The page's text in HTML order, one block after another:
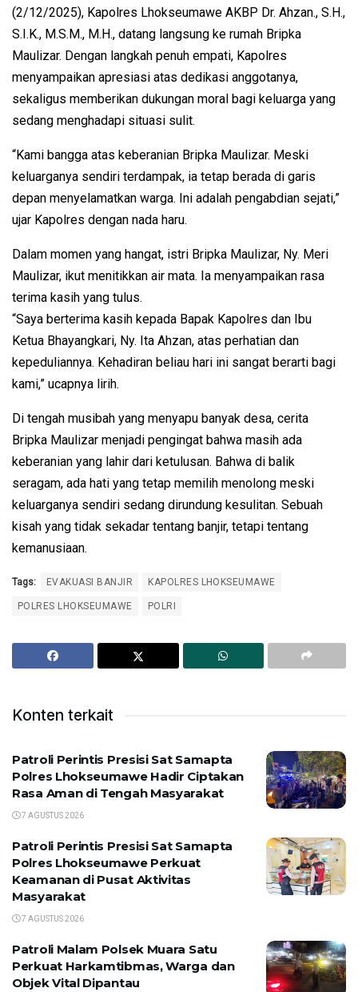
(2/12/2025), Kapolres Lhokseumawe AKBP Dr. Ahzan., S.H.,
S.I.K., M.S.M., M.H., datang langsung ke rumah Bripka
Maulizar. Dengan langkah penuh empati, Kapolres
menyampaikan apresiasi atas dedikasi anggotanya,
sekaligus memberikan dukungan moral bagi keluarga yang
sedang menghadapi situasi sulit.
“Kami bangga atas keberanian Bripka Maulizar. Meski
keluarganya sendiri terdampak, ia tetap berada di garis
depan menyelamatkan warga. Ini adalah pengabdian sejati,”
ujar Kapolres dengan nada haru.
Dalam momen yang hangat, istri Bripka Maulizar, Ny. Meri
Maulizar, ikut menitikkan air mata. Ia menyampaikan rasa
terima kasih yang tulus.
“Saya berterima kasih kepada Bapak Kapolres dan Ibu
Ketua Bhayangkari, Ny. Ita Ahzan, atas perhatian dan
kepeduliannya. Kehadiran beliau hari ini sangat berarti bagi
kami,” ucapnya lirih.
Di tengah musibah yang menyapu banyak desa, cerita
Bripka Maulizar menjadi pengingat bahwa masih ada
keberanian yang lahir dari ketulusan. Bahwa di balik
seragam, ada hati yang tetap memilih menolong meski
keluarganya sendiri sedang dirundung kesulitan. Sebuah
kisah yang tidak sekadar tentang banjir, tetapi tentang
kemanusiaan.
Tags: EVAKUASI BANJIR KAPOLRES LHOKSEUMAWE
POLRES LHOKSEUMAWE POLRI
Konten terkait
Patroli Perintis Presisi Sat Samapta
Polres Lhokseumawe Hadir Ciptakan
Rasa Aman di Tengah Masyarakat
7 AGUSTUS 2026
Patroli Perintis Presisi Sat Samapta
Polres Lhokseumawe Perkuat
Keamanan di Pusat Aktivitas
Masyarakat
7 AGUSTUS 2026
Patroli Malam Polsek Muara Satu
Perkuat Harkamtibmas, Warga dan
Objek Vital Dipantau